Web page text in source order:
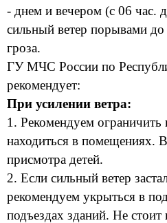
- днем и вечером (с 06 час.
сильный ветер порывами
гроза.
ГУ МЧС России по
рекомендует:
При усилении ветра:
1. Рекомендуем ограничить
находиться в помещениях.
присмотра детей.
2. Если сильный ветер
рекомендуем укрыться в
подъездах зданий. Не стоит